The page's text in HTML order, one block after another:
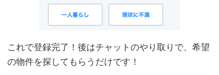
これで登録完了！後はチャットのやり取りで、希望
の物件を探してもらうだけです！